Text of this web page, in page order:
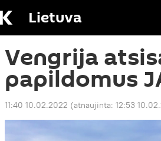
Lietuva
Vengrija
papildomus
11:40 10.02.2022 (atnaujinta: 12:53